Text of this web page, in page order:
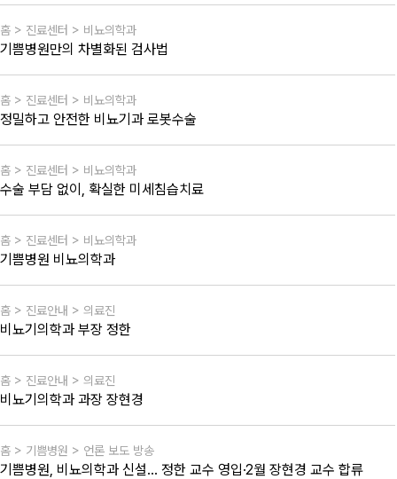
홈 > 진료센터 > 비뇨의학과
기쁨병원만의 차별화된 검사법
홈 > 진료센터 > 비뇨의학과
정밀하고 안전한 비뇨기과 로봇수술
홈 > 진료센터 > 비뇨의학과
수술 부담 없이, 확실한 미세침습치료
홈 > 진료센터 > 비뇨의학과
기쁨병원 비뇨의학과
홈 > 진료안내 > 의료진
비뇨기의학과 부장 정한
홈 > 진료안내 > 의료진
비뇨기의학과 과장 장현경
홈 > 기쁨병원 > 언론 보도 방송
기쁨병원, 비뇨의학과 신설… 정한 교수 영입·2월 장현경 교수 합류